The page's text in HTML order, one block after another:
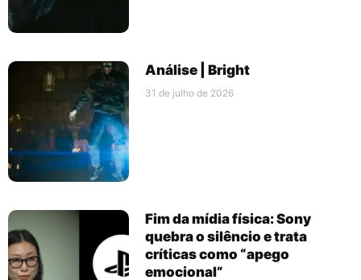
Análise | Bright
31 de julho de 2026
Fim da mídia física: Sony
quebra o silêncio e trata
críticas como “apego
emocional”